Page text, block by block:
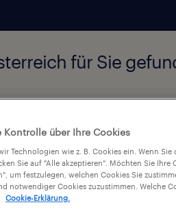
für Sie
/ Lager
über Ihre Cookies
Technologien wie z. B. Cookies ein. Wenn Sie
Sie auf "Alle akzeptieren". Möchten Sie Ihre
um festzulegen, welchen Cookies Sie
notwendiger Cookies zuzustimmen. Welche
Cookie-Erklärung.